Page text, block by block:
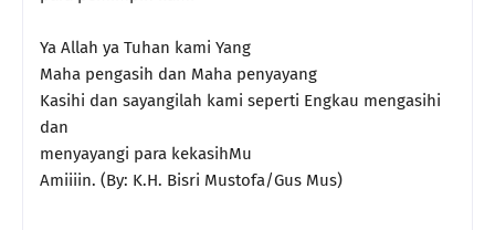
Ya Allah ya Tuhan kami Yang
Maha pengasih dan Maha penyayang
Kasihi dan sayangilah kami seperti Engkau mengasihi
dan
menyayangi para kekasihMu
Amiiiin. (By: K.H. Bisri Mustofa/Gus Mus)